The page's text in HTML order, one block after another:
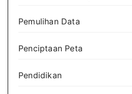
Pemulihan Data
Penciptaan Peta
Pendidikan